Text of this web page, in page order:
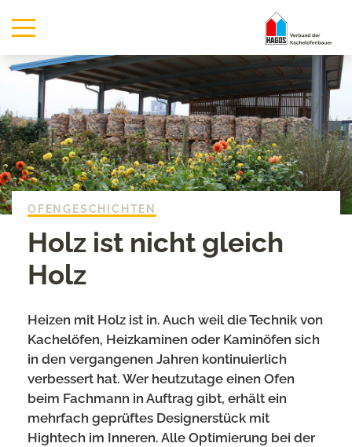
OFENGESCHICHTEN
Holz ist nicht gleich
Holz
Heizen mit Holz ist in. Auch weil die Technik von
Kachelöfen, Heizkaminen oder Kaminöfen sich
in den vergangenen Jahren kontinuierlich
verbessert hat. Wer heutzutage einen Ofen
beim Fachmann in Auftrag gibt, erhält ein
mehrfach geprüftes Designerstück mit
Hightech im Inneren. Alle Optimierung bei der